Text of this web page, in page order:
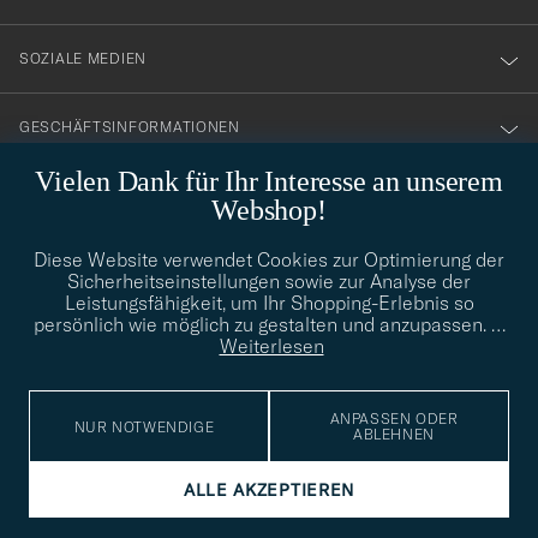
Vielen Dank für Ihr Interesse an unserem
Webshop!
Diese Website verwendet Cookies zur Optimierung der
Sicherheitseinstellungen sowie zur Analyse der
Leistungsfähigkeit, um Ihr Shopping-Erlebnis so
persönlich wie möglich zu gestalten und anzupassen. …
Weiterlesen
NUR NOTWENDIGE
ANPASSEN ODER
ABLEHNEN
ALLE AKZEPTIEREN
SOZIALE MEDIEN
GESCHÄFTSINFORMATIONEN
info@careofcarl.de
Benötigen Sie Hilfe bei der Suche nach Ihrem persönlichen Stil?
Wenden Sie sich an uns, wir helfen Ihnen gerne weiter!
STILBERATUNG